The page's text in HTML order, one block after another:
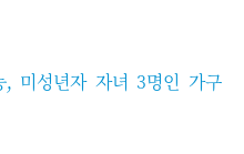
미성년자 자녀 3명인 가구